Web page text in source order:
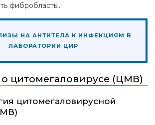
фибробласты.
НА АНТИТЕЛА К ИНФЕКЦИЯМ В
ЛАБОРАТОРИИ ЦИР
цитомегаловирусе (ЦМВ)
цитомегаловирусной